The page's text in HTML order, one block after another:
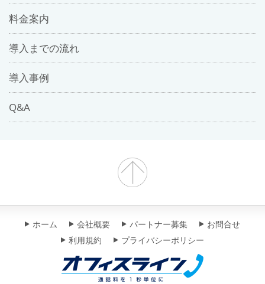
料金案内
導入までの流れ
導入事例
Q&A
ホーム 会社概要 パートナー募集
お問合せ
利用規約
プライバシーポリシー